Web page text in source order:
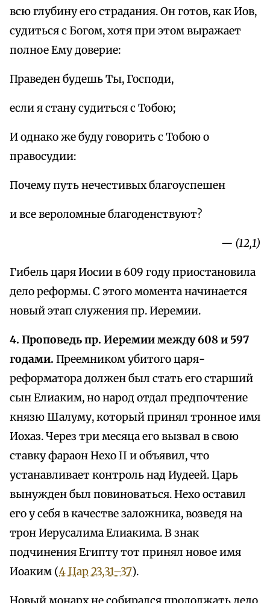
всю глубину его страдания. Он готов, как Иов,
судиться с Богом, хотя при этом выражает
полное Ему доверие:
Праведен будешь Ты, Господи,
если я стану судиться с Тобою;
И однако же буду говорить с Тобою о
правосудии:
Почему путь нечестивых благоуспешен
и все вероломные благоденствуют?
— (12,1)
Гибель царя Иосии в 609 году приостановила
дело реформы. С этого момента начинается
новый этап служения пр. Иеремии.
4. Проповедь пр. Иеремии между 608 и 597
годами. Преемником убитого царя-
реформатора должен был стать его старший
сын Елиаким, но народ отдал предпочтение
князю Шалуму, который принял тронное имя
Иохаз. Через три месяца его вызвал в свою
ставку фараон Нехо II и объявил, что
устанавливает контроль над Иудеей. Царь
вынужден был повиноваться. Нехо оставил
его у себя в качестве заложника, возведя на
трон Иерусалима Елиакима. В знак
подчинения Египту тот принял новое имя
Иоаким (4 Цар 23,31–37).